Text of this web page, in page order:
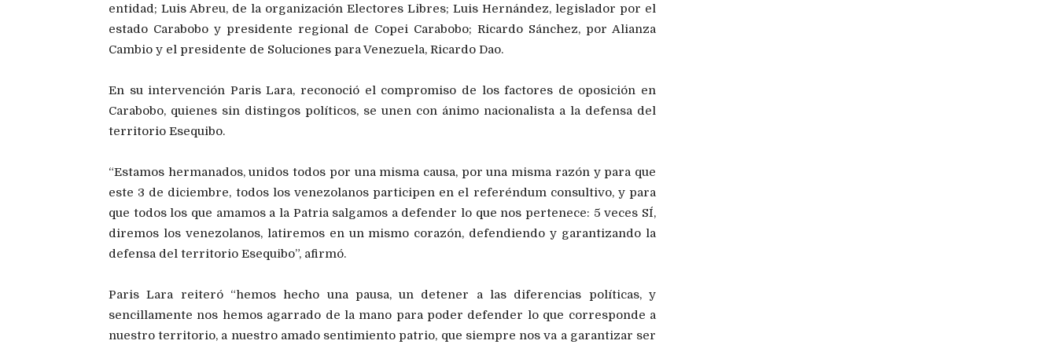
entidad; Luis Abreu, de la organización Electores Libres; Luis Hernández, legislador por el
estado Carabobo y presidente regional de Copei Carabobo; Ricardo Sánchez, por Alianza
Cambio y el presidente de Soluciones para Venezuela, Ricardo Dao.
En su intervención Paris Lara, reconoció el compromiso de los factores de oposición en
Carabobo, quienes sin distingos políticos, se unen con ánimo nacionalista a la defensa del
territorio Esequibo.
“Estamos hermanados, unidos todos por una misma causa, por una misma razón y para que
este 3 de diciembre, todos los venezolanos participen en el referéndum consultivo, y para
que todos los que amamos a la Patria salgamos a defender lo que nos pertenece: 5 veces SÍ,
diremos los venezolanos, latiremos en un mismo corazón, defendiendo y garantizando la
defensa del territorio Esequibo”, afirmó.
Paris Lara reiteró “hemos hecho una pausa, un detener a las diferencias políticas, y
sencillamente nos hemos agarrado de la mano para poder defender lo que corresponde a
nuestro territorio, a nuestro amado sentimiento patrio, que siempre nos va a garantizar ser